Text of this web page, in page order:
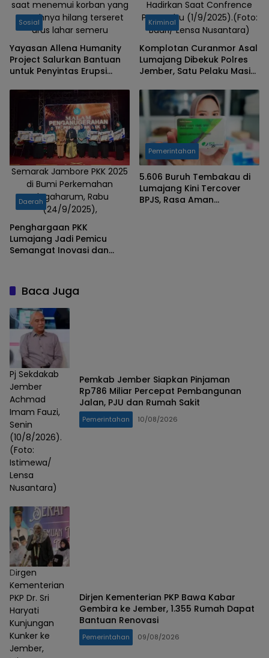
saat menemui korban yang
rumahnya hilang terseret
arus lahar semeru
Sosial
Yayasan Allena Humanity
Project Salurkan Bantuan
untuk Penyintas Erupsi
Hadirkan Saat Confrence
Pers, Rabu (1/9/2025).(Foto:
Badri/ Lensa Nusantara)
Kriminal
Komplotan Curanmor Asal
Lumajang Dibekuk Polres
Jember, Satu Pelaku Masih
Semarak Jambore PKK 2025
di Bumi Perkemahan
Glagaharum, Rabu
(24/9/2025),
Daerah
Penghargaan PKK
Lumajang Jadi Pemicu
Semangat Inovasi dan
Pemerintahan
5.606 Buruh Tembakau di
Lumajang Kini Tercover
BPJS, Rasa Aman
Baca Juga
Pj Sekdakab
Jember
Achmad
Imam Fauzi,
Senin
(10/8/2026).
(Foto:
Istimewa/
Lensa
Nusantara)
Pemkab Jember Siapkan Pinjaman
Rp786 Miliar Percepat Pembangunan
Jalan, PJU dan Rumah Sakit
Pemerintahan 10/08/2026
Dirgen
Kementerian
PKP Dr. Sri
Haryati
Kunjungan
Kunker ke
Jember,
Dirjen Kementerian PKP Bawa Kabar
Gembira ke Jember, 1.355 Rumah Dapat
Bantuan Renovasi
Pemerintahan 09/08/2026